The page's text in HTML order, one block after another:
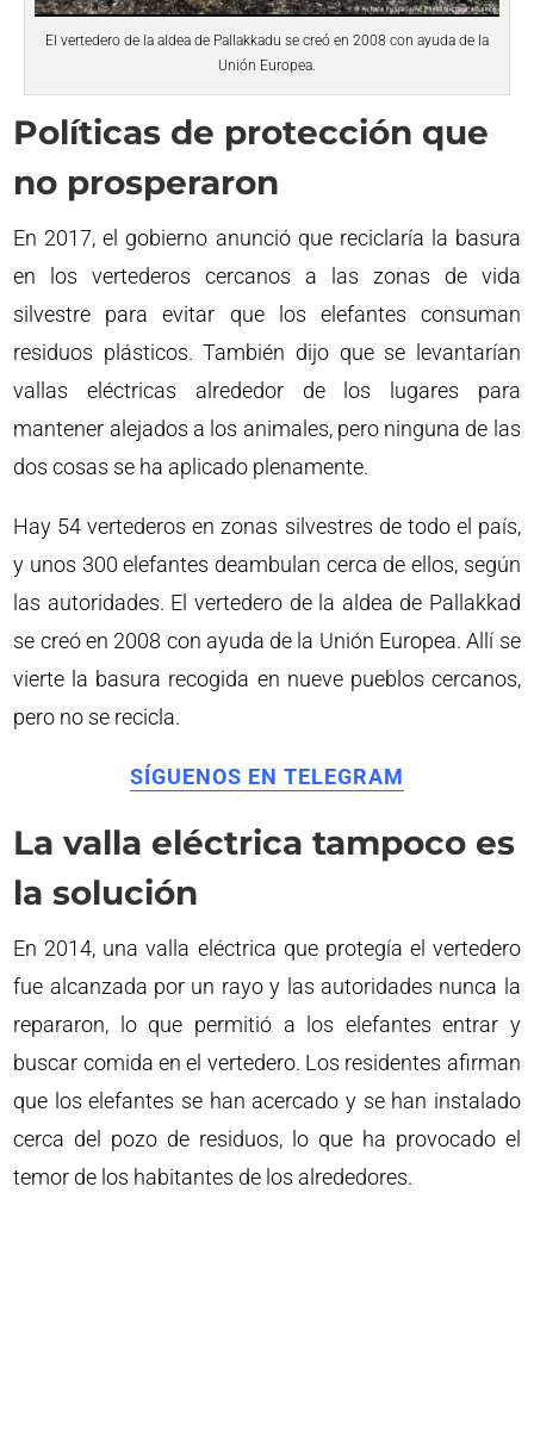
El vertedero de la aldea de Pallakkadu se creó en 2008 con ayuda de la
Unión Europea.
Políticas de protección que
no prosperaron
En 2017, el gobierno anunció que reciclaría la basura
en los vertederos cercanos a las zonas de vida
silvestre para evitar que los elefantes consuman
residuos plásticos. También dijo que se levantarían
vallas eléctricas alrededor de los lugares para
mantener alejados a los animales, pero ninguna de las
dos cosas se ha aplicado plenamente.
Hay 54 vertederos en zonas silvestres de todo el país,
y unos 300 elefantes deambulan cerca de ellos, según
las autoridades. El vertedero de la aldea de Pallakkad
se creó en 2008 con ayuda de la Unión Europea. Allí se
vierte la basura recogida en nueve pueblos cercanos,
pero no se recicla.
SÍGUENOS EN TELEGRAM
La valla eléctrica tampoco es
la solución
En 2014, una valla eléctrica que protegía el vertedero
fue alcanzada por un rayo y las autoridades nunca la
repararon, lo que permitió a los elefantes entrar y
buscar comida en el vertedero. Los residentes afirman
que los elefantes se han acercado y se han instalado
cerca del pozo de residuos, lo que ha provocado el
temor de los habitantes de los alrededores.